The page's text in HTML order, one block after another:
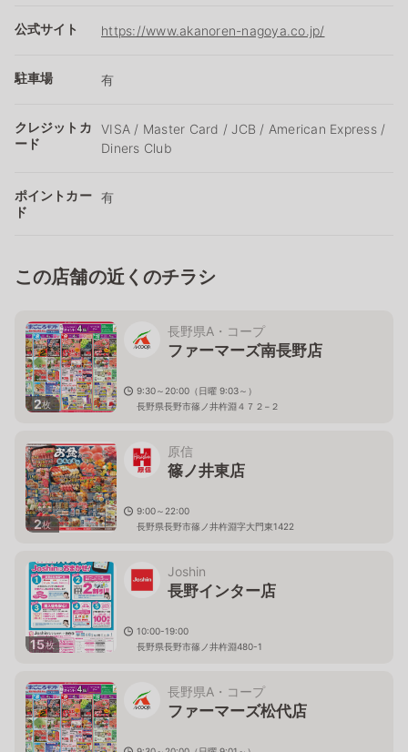
公式サイト https://www.akanoren-nagoya.co.jp/
駐車場 有
クレジットカ
ード
VISA / Master Card / JCB / American Express /
Diners Club
ポイントカー
ド
有
この店舗の近くのチラシ
2枚
長野県A・コープ
ファーマーズ南長野店
9:30～20:00（日曜 9:03～）
長野県長野市篠ノ井杵淵４７２−２
2枚
原信
篠ノ井東店
9:00～22:00
長野県長野市篠ノ井杵淵字大門東1422
15枚
Joshin
長野インター店
10:00-19:00
長野県長野市篠ノ井杵淵480-1
長野県A・コープ
ファーマーズ松代店